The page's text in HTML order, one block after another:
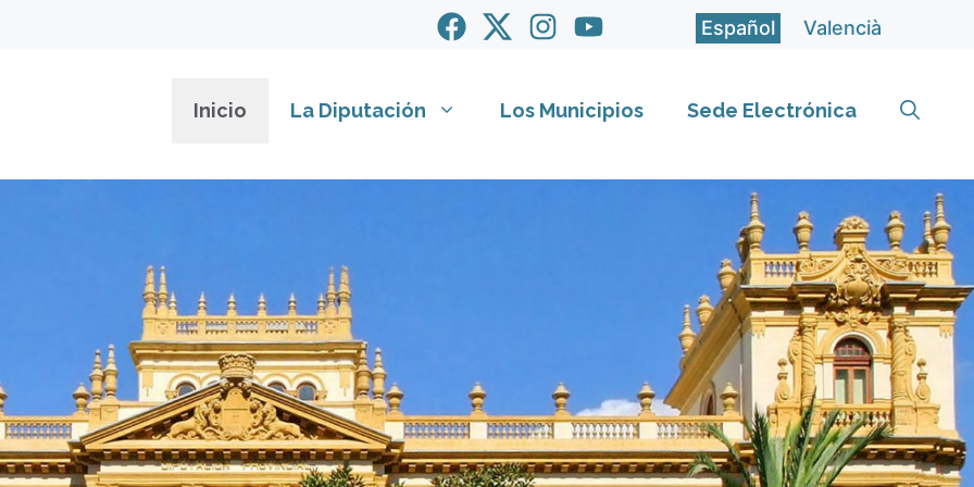
Español Valencià
Inicio La Diputación Los Municipios Sede Electrónica